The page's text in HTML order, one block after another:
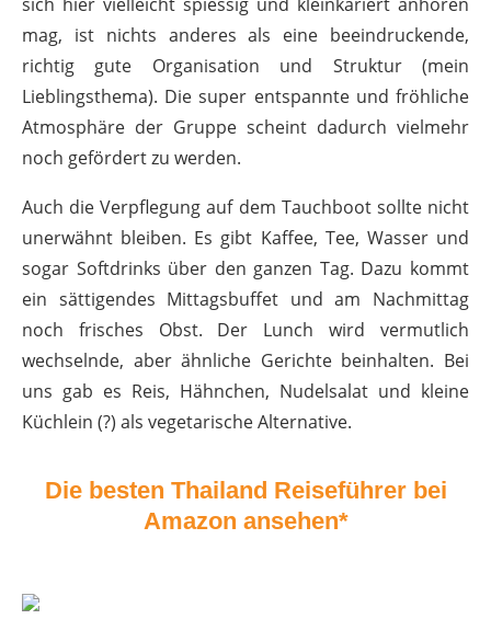
mag, ist nichts anderes als eine beeindruckende,
richtig gute Organisation und Struktur (mein
Lieblingsthema). Die super entspannte und fröhliche
Atmosphäre der Gruppe scheint dadurch vielmehr
noch gefördert zu werden.
Auch die Verpflegung auf dem Tauchboot sollte nicht
unerwähnt bleiben. Es gibt Kaffee, Tee, Wasser und
sogar Softdrinks über den ganzen Tag. Dazu kommt
ein sättigendes Mittagsbuffet und am Nachmittag
noch frisches Obst. Der Lunch wird vermutlich
wechselnde, aber ähnliche Gerichte beinhalten. Bei
uns gab es Reis, Hähnchen, Nudelsalat und kleine
Küchlein (?) als vegetarische Alternative.
Die besten Thailand Reiseführer bei
Amazon ansehen*